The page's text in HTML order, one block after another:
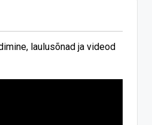
laulusõnad ja videod